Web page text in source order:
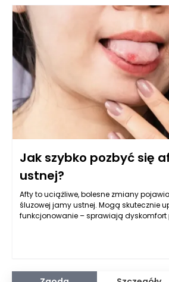
poprawę jakości wytwarzanych
umożliwia firmom cukierniczym
do zmieniających się potrzeb rynku, co
konkurencyjność. Dzięki automatycznym
producenci ciastek mogą zredukować
przygotowanie do produkcji, co z kolei
wprowadzania nowych produktów na
minimalizuje ryzyko błędów ludzkich, co
w procesach technologicznych, gdzie
znaczenie.
Jak szybko pozbyć się
ustnej?
Afty to uciążliwe, bolesne zmiany
śluzowej jamy ustnej. Mogą skutecznie
funkcjonowanie – sprawiają dyskomfort
małe, płaskie owrzodzenia, często
Dobrą wiadomością jest jednak to, że